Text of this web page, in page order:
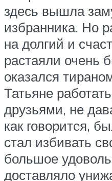
здесь вышла
избранника. Но
на долгий и
растаяли очень
оказался
Татьяне
друзьями, не
как говорится,
стал избивать
большое
доставляло